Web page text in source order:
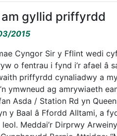
gyllid priffyrdd
2015
Cyngor Sir y Fflint wedi
o fentrau i fynd i’r afael â
priffyrdd cynaliadwy a
ymwneud ag amrywiaeth
Asda / Station Rd yn
y Baal â Ffordd Alltami, a
Meddai’r Dirprwy